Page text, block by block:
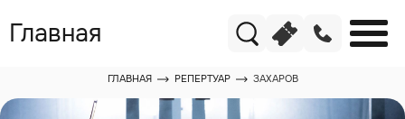
Главная
ГЛАВНАЯ РЕПЕРТУАР ЗАХАРОВ